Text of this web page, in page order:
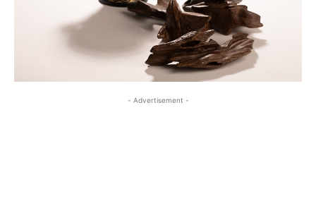
- Advertisement -